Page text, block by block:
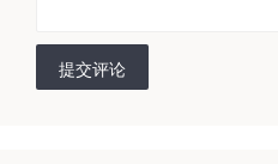
提交评论